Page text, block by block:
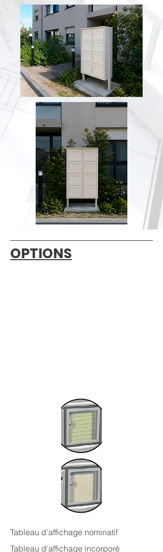
OPTIONS
Tableau d'affichage nominatif
Tableau d'affichage incorporé